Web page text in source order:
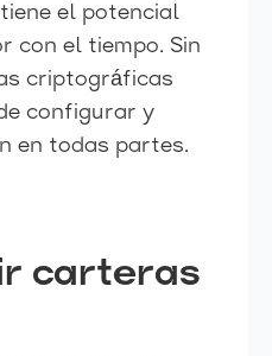
el potencial
con el tiempo. Sin
criptográficas
configurar y
en todas partes.
carteras